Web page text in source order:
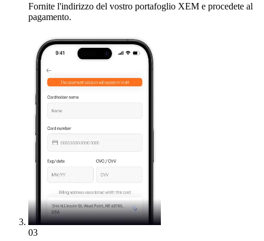
Fornite l'indirizzo del vostro portafoglio XEM e procedete al
pagamento.
03